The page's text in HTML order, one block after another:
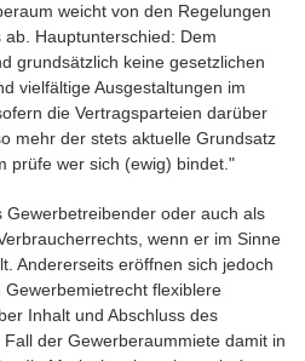
auf Weiteres die aktuellen
anwendbar bleiben. Diese
im Telemediengesetz (TMG)
und im
umgesetzt. Danach ist das
zu Werbezwecken ohnehin nur
Nutzer zulässig. Dies hat der
auch für den Einsatz
Analytics.
Scheitern der ePrivacy-Verordnung
Es bestand zumindest die
starre aktuelle Regelungskorsett
stärker an die Bedürfnisse der
weicht von den Regelungen
Hauptunterschied: Dem
grundsätzlich keine gesetzlichen
vielfältige Ausgestaltungen im
die Vertragsparteien darüber
mehr der stets aktuelle Grundsatz
prüfe wer sich (ewig) bindet."
oder auch als
wenn er im Sinne
Andererseits eröffnen sich jedoch
flexiblere
Inhalt und Abschluss des
der Gewerberaummiete damit in